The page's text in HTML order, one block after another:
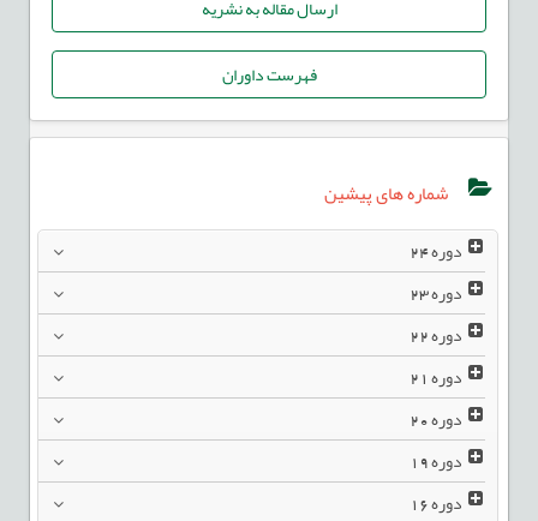
ارسال مقاله به نشریه
فهرست داوران
شماره های پیشین
دوره24
دوره23
دوره22
دوره21
دوره20
دوره19
دوره16